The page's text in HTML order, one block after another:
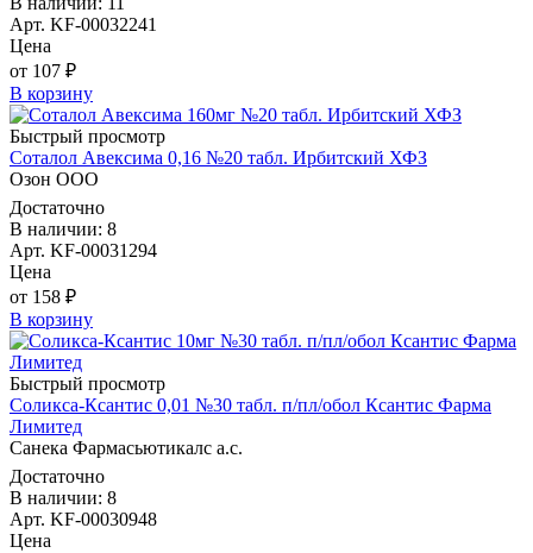
Арт. KF-00032241
Цена
от 107 ₽
В корзину
Быстрый просмотр
Соталол Авексима 0,16 №20 табл. Ирбитский ХФЗ
Озон ООО
Достаточно
В наличии: 8
Арт. KF-00031294
Цена
от 158 ₽
В корзину
Быстрый просмотр
Соликса-Ксантис 0,01 №30 табл. п/пл/обол Ксантис Фарма
Лимитед
Санека Фармасьютикалс а.с.
Достаточно
В наличии: 8
Арт. KF-00030948
Цена